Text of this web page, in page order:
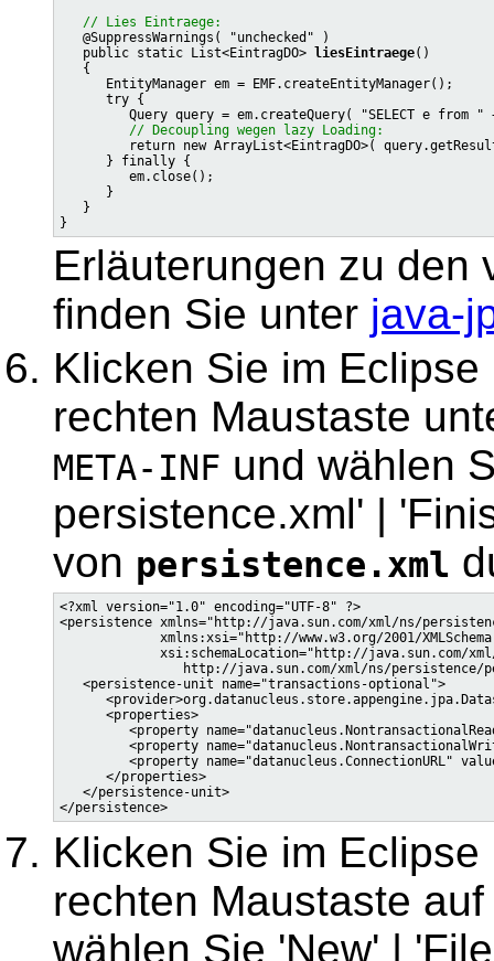
// Lies Eintraege:
   @SuppressWarnings( "unchecked" )
   public static List<EintragDO>
liesEintraege()
   {
      EntityManager em = EMF.createEntityManager();
      try {
Query query = em.createQuery( "SELECT e from "
// Decoupling wegen lazy Loading:
return new ArrayList<EintragDO>(
      } finally {
         em.close();
      }
   }
Erläuterungen zu den
finden Sie unter java-
Klicken Sie im
rechten Maustaste
META-INF und wählen
persistence.xml' |
von persistence.xml
<?xml version="1.0" encoding="UTF-8" ?>
<persistence xmlns="http://java.sun.com/xml/ns/
xmlns:xsi="http://www.w3.org/2001/
xsi:schemaLocation="http://java.sun.com/
http://java.sun.com/xml/ns/persistence/
   <persistence-unit name="transactions-optional">
      <properties>
<property
<property
<property name="datanucleus.ConnectionURL"
      </properties>
   </persistence-unit>
Klicken Sie im
rechten Maustaste
wählen Sie 'New' |